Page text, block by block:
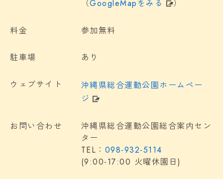
（GoogleMapをみる ）
料金 参加無料
駐車場 あり
ウェブサイト
沖縄県総合運動公園ホームペー
ジ
お問い合わせ
沖縄県総合運動公園総合案内セン
ター
TEL： 098-932-5114
(9:00-17:00 火曜休園日)